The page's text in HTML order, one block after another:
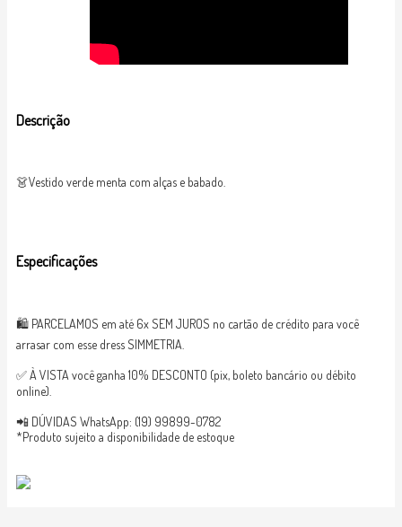
Descrição
👗Vestido verde menta com alças e babado.
Especificações
🛍 PARCELAMOS em até 6x SEM JUROS no cartão de crédito para você
arrasar com esse dress SIMMETRIA.
✅ À VISTA você ganha 10% DESCONTO (pix, boleto bancário ou débito
online).
📲 DÚVIDAS WhatsApp: (19) 99899-0782
*Produto sujeito a disponibilidade de estoque